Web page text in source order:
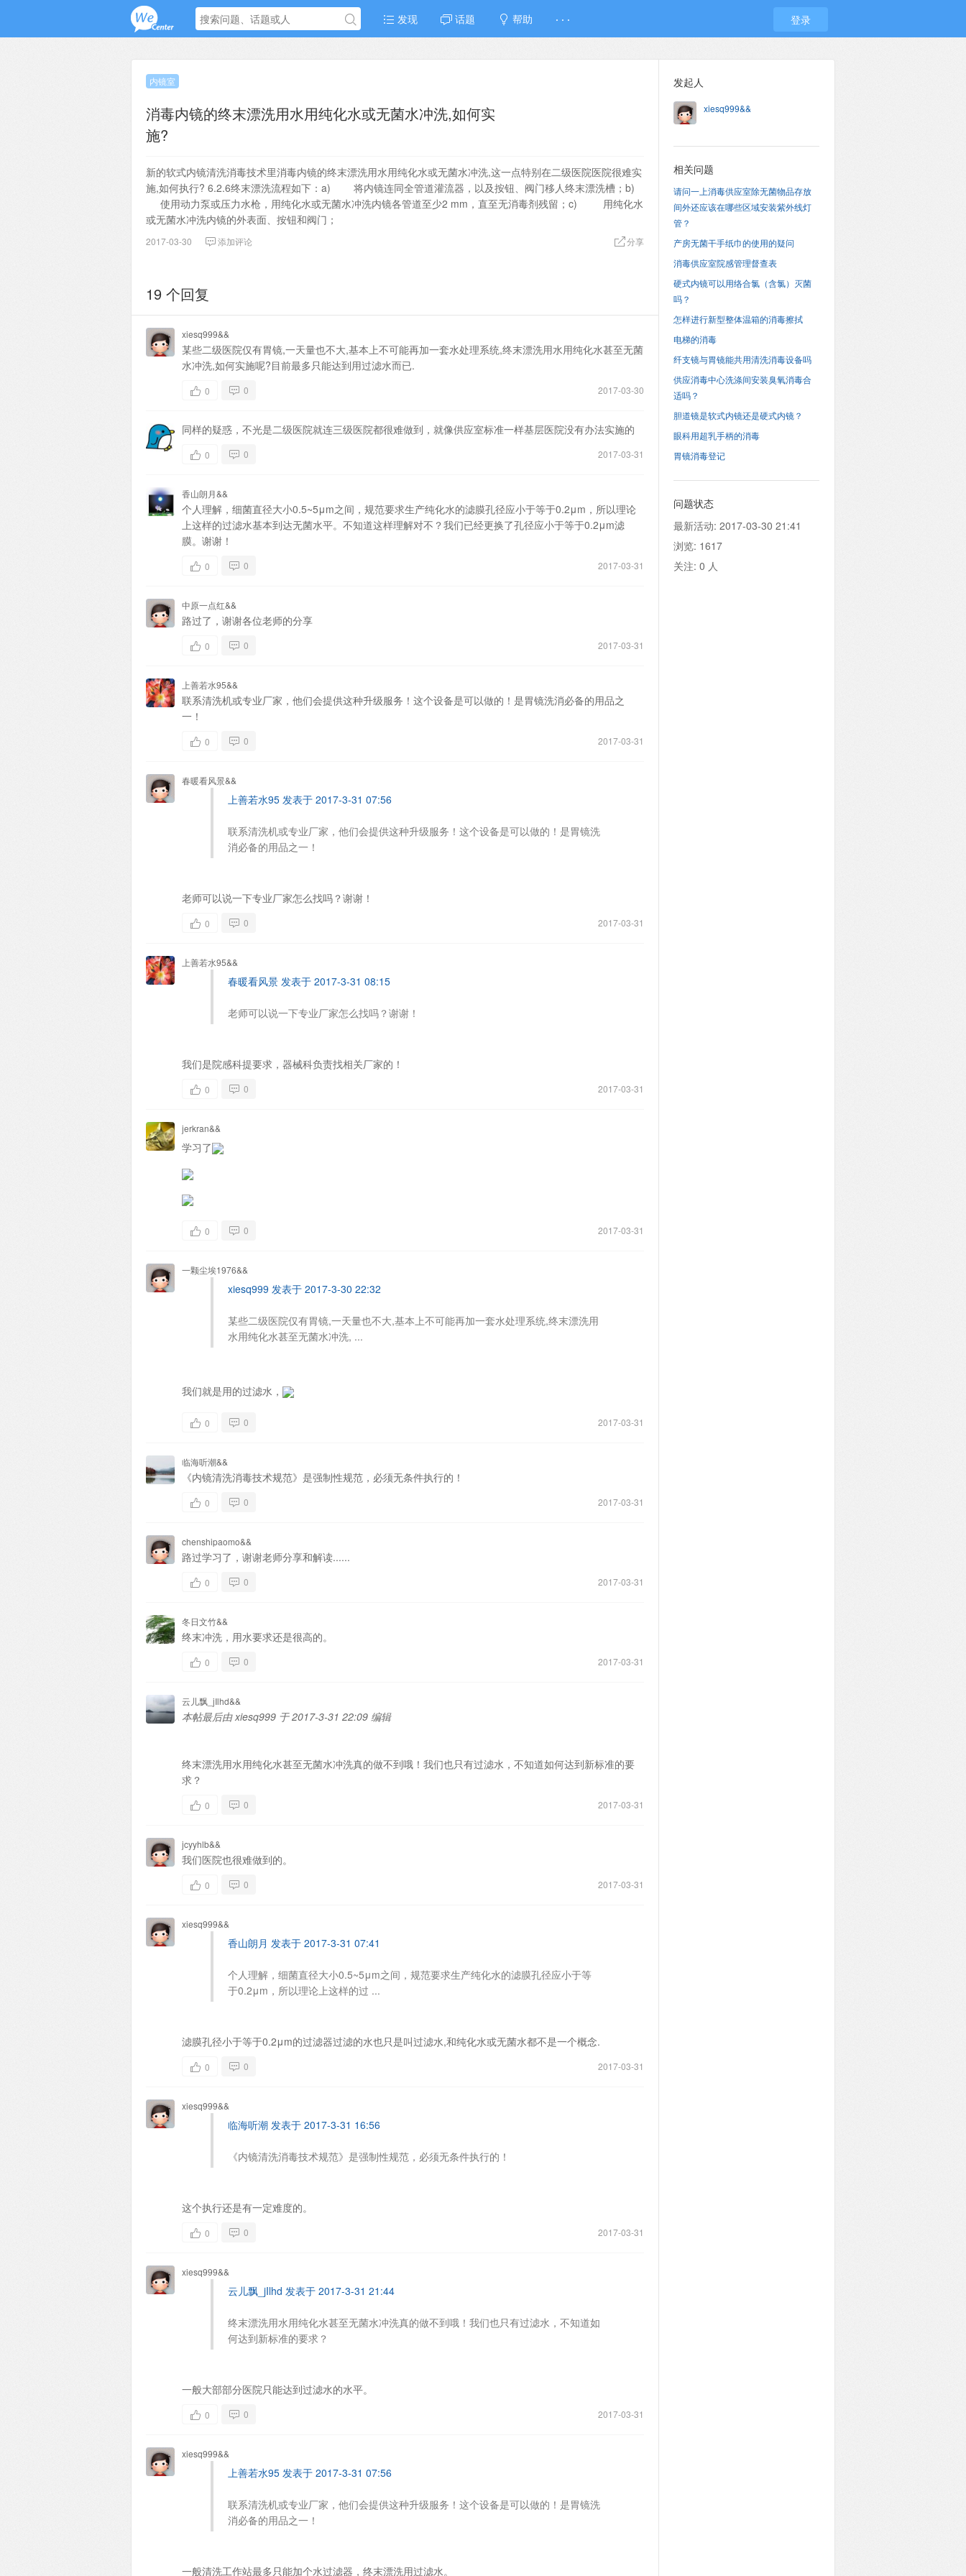
发现 话题 帮助 · · · 登录
内镜室
消毒内镜的终末漂洗用水用纯化水或无菌水冲洗,如何实
施?
新的软式内镜清洗消毒技术里消毒内镜的终末漂洗用水用纯化水或无菌水冲洗,这一点特别在二级医院医院很难实
施,如何执行? 6.2.6终末漂洗流程如下：a) 将内镜连同全管道灌流器，以及按钮、阀门移人终末漂洗槽；b)
使用动力泵或压力水枪，用纯化水或无菌水冲洗内镜各管道至少2 mm，直至无消毒剂残留；c) 用纯化水
或无菌水冲洗内镜的外表面、按钮和阀门；
2017-03-30 添加评论 分享
19 个回复
xiesq999&&
某些二级医院仅有胃镜,一天量也不大,基本上不可能再加一套水处理系统,终末漂洗用水用纯化水甚至无菌
水冲洗,如何实施呢?目前最多只能达到用过滤水而已.
2017-03-30
0 0
同样的疑惑，不光是二级医院就连三级医院都很难做到，就像供应室标准一样基层医院没有办法实施的
2017-03-31
0 0
香山朗月&&
个人理解，细菌直径大小0.5~5μm之间，规范要求生产纯化水的滤膜孔径应小于等于0.2μm，所以理论
上这样的过滤水基本到达无菌水平。不知道这样理解对不？我们已经更换了孔径应小于等于0.2μm滤
膜。谢谢！
2017-03-31
0 0
中原一点红&&
路过了，谢谢各位老师的分享
2017-03-31
0 0
上善若水95&&
联系清洗机或专业厂家，他们会提供这种升级服务！这个设备是可以做的！是胃镜洗消必备的用品之
一！
2017-03-31
0 0
春暖看风景&&
上善若水95 发表于 2017-3-31 07:56
联系清洗机或专业厂家，他们会提供这种升级服务！这个设备是可以做的！是胃镜洗
消必备的用品之一！
老师可以说一下专业厂家怎么找吗？谢谢！
2017-03-31
0 0
上善若水95&&
春暖看风景 发表于 2017-3-31 08:15
老师可以说一下专业厂家怎么找吗？谢谢！
我们是院感科提要求，器械科负责找相关厂家的！
2017-03-31
0 0
jerkran&&
学习了
2017-03-31
0 0
一颗尘埃1976&&
xiesq999 发表于 2017-3-30 22:32
某些二级医院仅有胃镜,一天量也不大,基本上不可能再加一套水处理系统,终末漂洗用
水用纯化水甚至无菌水冲洗, ...
我们就是用的过滤水，
2017-03-31
0 0
临海听潮&&
《内镜清洗消毒技术规范》是强制性规范，必须无条件执行的！
2017-03-31
0 0
chenshipaomo&&
路过学习了，谢谢老师分享和解读......
2017-03-31
0 0
冬日文竹&&
终末冲洗，用水要求还是很高的。
2017-03-31
0 0
云儿飘_jIlhd&&
本帖最后由 xiesq999 于 2017-3-31 22:09 编辑
终末漂洗用水用纯化水甚至无菌水冲洗真的做不到哦！我们也只有过滤水，不知道如何达到新标准的要
求？
2017-03-31
0 0
jcyyhlb&&
我们医院也很难做到的。
2017-03-31
0 0
xiesq999&&
香山朗月 发表于 2017-3-31 07:41
个人理解，细菌直径大小0.5~5μm之间，规范要求生产纯化水的滤膜孔径应小于等
于0.2μm，所以理论上这样的过 ...
滤膜孔径小于等于0.2μm的过滤器过滤的水也只是叫过滤水,和纯化水或无菌水都不是一个概念.
2017-03-31
0 0
xiesq999&&
临海听潮 发表于 2017-3-31 16:56
《内镜清洗消毒技术规范》是强制性规范，必须无条件执行的！
这个执行还是有一定难度的。
2017-03-31
0 0
xiesq999&&
云儿飘_jIlhd 发表于 2017-3-31 21:44
终末漂洗用水用纯化水甚至无菌水冲洗真的做不到哦！我们也只有过滤水，不知道如
何达到新标准的要求？
一般大部部分医院只能达到过滤水的水平。
2017-03-31
0 0
xiesq999&&
上善若水95 发表于 2017-3-31 07:56
联系清洗机或专业厂家，他们会提供这种升级服务！这个设备是可以做的！是胃镜洗
消必备的用品之一！
一般清洗工作站最多只能加个水过滤器，终末漂洗用过滤水。
发起人
xiesq999&&
相关问题
请问一上消毒供应室除无菌物品存放
间外还应该在哪些区域安装紫外线灯
管？
产房无菌干手纸巾的使用的疑问
消毒供应室院感管理督查表
硬式内镜可以用络合氯（含氯）灭菌
吗？
怎样进行新型整体温箱的消毒擦拭
电梯的消毒
纤支镜与胃镜能共用清洗消毒设备吗
供应消毒中心洗涤间安装臭氧消毒合
适吗？
胆道镜是软式内镜还是硬式内镜？
眼科用超乳手柄的消毒
胃镜消毒登记
问题状态
最新活动: 2017-03-30 21:41
浏览: 1617
关注: 0 人